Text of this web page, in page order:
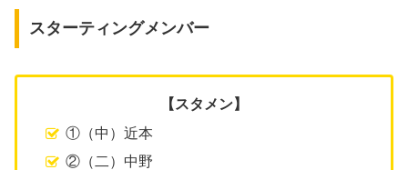
スターティングメンバー
【スタメン】
①（中）近本
②（二）中野